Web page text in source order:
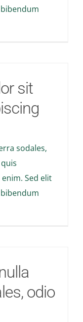
sit
sodales,
Sed elit
odio